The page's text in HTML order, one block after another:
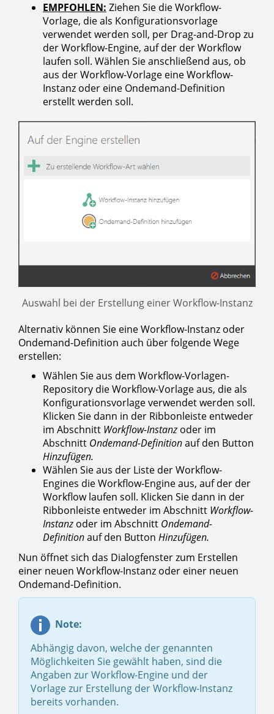
EMPFOHLEN: Ziehen Sie die Workflow-
Vorlage, die als Konfigurationsvorlage
verwendet werden soll, per Drag-and-Drop zu
der Workflow-Engine, auf der der Workflow
laufen soll. Wählen Sie anschließend aus, ob
aus der Workflow-Vorlage eine Workflow-
Instanz oder eine Ondemand-Definition
erstellt werden soll.
Auswahl bei der Erstellung einer Workflow-Instanz
Alternativ können Sie eine Workflow-Instanz oder
Ondemand-Definition auch über folgende Wege
erstellen:
Wählen Sie aus dem Workflow-Vorlagen-
Repository die Workflow-Vorlage aus, die als
Konfigurationsvorlage verwendet werden soll.
Klicken Sie dann in der Ribbonleiste entweder
im Abschnitt Workflow-Instanz oder im
Abschnitt Ondemand-Definitionauf den Button
Hinzufügen.
Wählen Sie aus der Liste der Workflow-
Engines die Workflow-Engine aus, auf der der
Workflow laufen soll. Klicken Sie dann in der
Ribbonleiste entweder im Abschnitt Workflow-
Instanz oder im Abschnitt Ondemand-
Definitionauf den Button Hinzufügen.
Nun öffnet sich das Dialogfenster zum Erstellen
einer neuen Workflow-Instanz oder einer neuen
Ondemand-Definition.
Note:
Abhängig davon, welche der genannten
Möglichkeiten Sie gewählt haben, sind die
Angaben zur Workflow-Engine und der
Vorlage zur Erstellung der Workflow-Instanz
bereits vorhanden.